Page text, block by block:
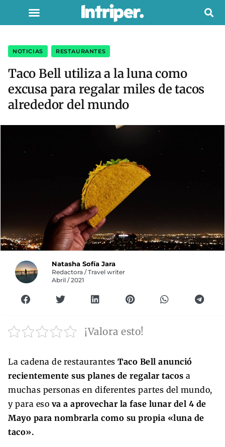
NOTICIAS RESTAURANTES
Taco Bell utiliza a la luna como
excusa para regalar miles de tacos
alrededor del mundo
Natasha Sofía Jara
Redactora / Travel writer
Abril / 2021
¡Valora esto!
La cadena de restaurantes Taco Bell anunció
recientemente sus planes de regalar tacos a
muchas personas en diferentes partes del mundo,
y para eso va a aprovechar la fase lunar del 4 de
Mayo para nombrarla como su propia «luna de
taco».